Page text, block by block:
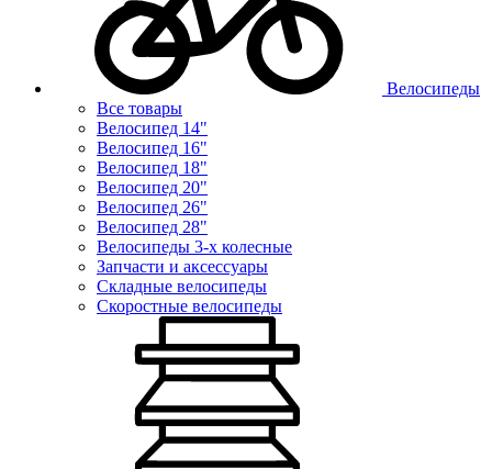
Велосипеды
Все товары
Велосипед 14"
Велосипед 16"
Велосипед 18"
Велосипед 20"
Велосипед 26"
Велосипед 28"
Велосипеды 3-х колесные
Запчасти и аксессуары
Складные велосипеды
Скоростные велосипеды